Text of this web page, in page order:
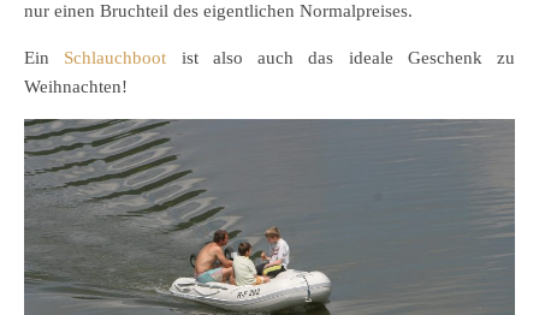
nur einen Bruchteil des eigentlichen Normalpreises.
Ein Schlauchboot ist also auch das ideale Geschenk zu
Weihnachten!